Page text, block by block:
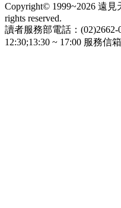
Copyright© 1999~2026 遠
rights reserved.
讀者服務部電話：
12:30;13:30 ~ 17:00 服務信箱